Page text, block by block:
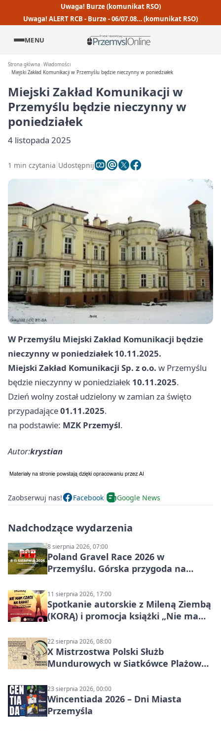
Uwaga! Burze (komunikat RSO)
Uwaga! ALERT RCB - Burze - 06/07.08… (komunikat RSO)
MENU
Strona główna Wiadomości
Miejski Zakład Komunikacji w Przemyślu będzie nieczynny w poniedziałek
Miejski Zakład Komunikacji w
Przemyślu będzie nieczynny w
poniedziałek
4 listopada 2025
1 min czytania Udostępnij
W Przemyślu Miejski Zakład Komunikacji będzie
nieczynny w poniedziałek10.11.2025.
Miejski Zakład Komunikacji Sp. z o.o. w Przemyślu
będzie nieczynny w poniedziałek 10.11.2025.
Dzień wolny został udzielony w zamian za święto
przypadające01.11.2025.
na podstawie: MZK Przemyśl.
Autor:krystian
Zaobserwuj nas! Facebook Google News
Nadchodzące wydarzenia
8 sierpnia 2026, 07:00
Poland Gravel Race 2026 w
Przemyślu. Górska przygoda na
11 sierpnia 2026, 17:00
Spotkanie autorskie z Mileną Ziembą
(KORĄ) i promocja książki „Nie mam
22 sierpnia 2026, 08:00
X Mistrzostwa Polski Służb
Mundurowych w Siatkówce Plażowej
23 sierpnia 2026, 00:00
Wincentiada 2026 – Dni Miasta
Przemyśla